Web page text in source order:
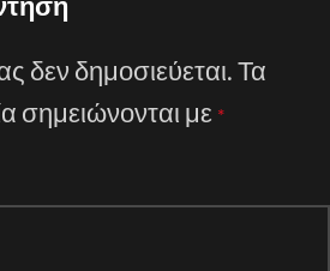
δεν δημοσιεύεται.Τα
σημειώνονται με *